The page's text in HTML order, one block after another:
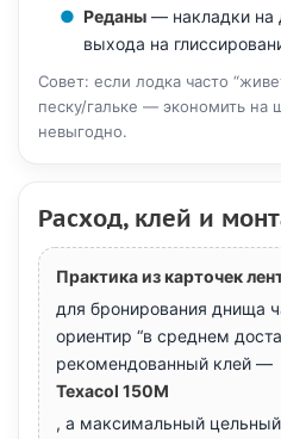
Реданы — накладки на
выхода на
Совет: если лодка часто
песку/гальке — экономить
невыгодно.
Расход, клей и
Практика из карточек
для бронирования днища
ориентир “в среднем
рекомендованный клей —
Texacol 150M
, а максимальный